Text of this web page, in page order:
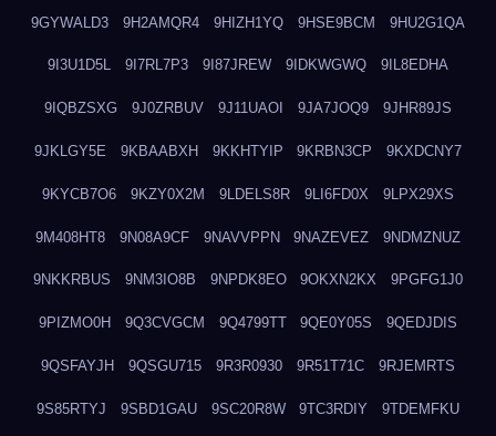
9GYWALD3 9H2AMQR4 9HIZH1YQ 9HSE9BCM 9HU2G1QA
9I3U1D5L 9I7RL7P3 9I87JREW 9IDKWGWQ 9IL8EDHA
9IQBZSXG 9J0ZRBUV 9J11UAOI 9JA7JOQ9 9JHR89JS
9JKLGY5E 9KBAABXH 9KKHTYIP 9KRBN3CP 9KXDCNY7
9KYCB7O6 9KZY0X2M 9LDELS8R 9LI6FD0X 9LPX29XS
9M408HT8 9N08A9CF 9NAVVPPN 9NAZEVEZ 9NDMZNUZ
9NKKRBUS 9NM3IO8B 9NPDK8EO 9OKXN2KX 9PGFG1J0
9PIZMO0H 9Q3CVGCM 9Q4799TT 9QE0Y05S 9QEDJDIS
9QSFAYJH 9QSGU715 9R3R0930 9R51T71C 9RJEMRTS
9S85RTYJ 9SBD1GAU 9SC20R8W 9TC3RDIY 9TDEMFKU